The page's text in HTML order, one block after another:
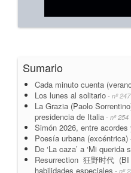
Sumario
Cada minuto cuenta
Los lunes al solitario - nº 247
La Grazia (Paolo
presidencia de Italia - nº 254
Simón 2026, entre acordes
Poesía urbana (excéntrica)
De ‘La caza’ a ‘Mi querida
Resurrection 狂野时代 (BI
habilidades especiales - nº